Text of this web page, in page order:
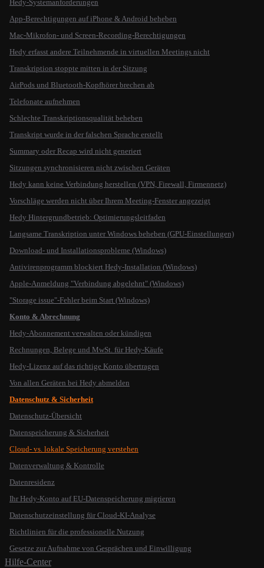
Hedy-Systemanforderungen
App-Berechtigungen auf iPhone & Android beheben
Mac-Mikrofon- und Screen-Recording-Berechtigungen
Hedy erfasst andere Teilnehmende in virtuellen Meetings nicht
Transkription stoppte mitten in der Sitzung
AirPods und Bluetooth-Kopfhörer brechen ab
Telefonate aufnehmen
Schlechte Transkriptionsqualität beheben
Transkript wurde in der falschen Sprache erstellt
Summary oder Recap wird nicht generiert
Sitzungen synchronisieren nicht zwischen Geräten
Hedy kann keine Verbindung herstellen (VPN, Firewall, Firmennetz)
Vorschläge werden nicht über Ihrem Meeting-Fenster angezeigt
Hedy Hintergrundbetrieb: Optimierungsleitfaden
Langsame Transkription unter Windows beheben (GPU-Einstellungen)
Download- und Installationsprobleme (Windows)
Antivirenprogramm blockiert Hedy-Installation (Windows)
Apple-Anmeldung "Verbindung abgelehnt" (Windows)
"Storage issue"-Fehler beim Start (Windows)
Konto & Abrechnung
Hedy-Abonnement verwalten oder kündigen
Rechnungen, Belege und MwSt. für Hedy-Käufe
Hedy-Lizenz auf das richtige Konto übertragen
Von allen Geräten bei Hedy abmelden
Datenschutz & Sicherheit
Datenschutz-Übersicht
Datenspeicherung & Sicherheit
Cloud- vs. lokale Speicherung verstehen
Datenverwaltung & Kontrolle
Datenresidenz
Ihr Hedy-Konto auf EU-Datenspeicherung migrieren
Datenschutzeinstellung für Cloud-KI-Analyse
Richtlinien für die professionelle Nutzung
Gesetze zur Aufnahme von Gesprächen und Einwilligung
Hilfe-Center